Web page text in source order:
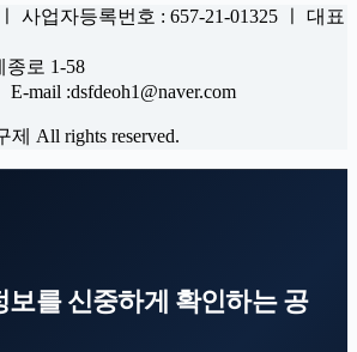
사업자등록번호 : 657-21-01325 ㅣ 대표
종로 1-58
E-mail :dsfdeoh1@naver.com
All rights reserved.
보를 신중하게 확인하는 공